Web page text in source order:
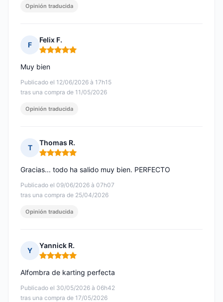
Opinión traducida
F
Felix F.
Nota: 5 de 5
Publicado el 12/06/2026 à 17h15
tras una compra de 11/05/2026
Muy bien
Opinión traducida
T
Thomas R.
Nota: 5 de 5
Publicado el 09/06/2026 à 07h07
tras una compra de 25/04/2026
Gracias... todo ha salido muy bien. PERFECTO
Opinión traducida
Y
Yannick R.
Nota: 5 de 5
Publicado el 30/05/2026 à 06h42
tras una compra de 17/05/2026
Alfombra de karting perfecta